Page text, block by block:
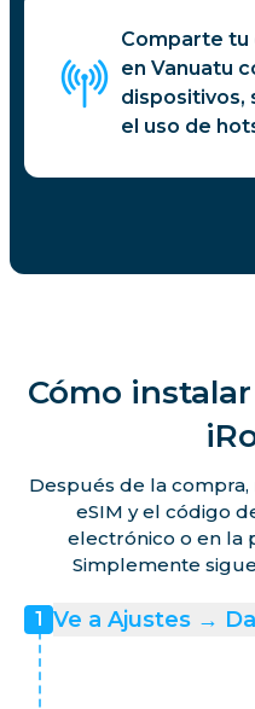
Comparte tu
en Vanuatu
dispositivos,
el uso de
Cómo
Después de la
eSIM y el código
electrónico o en la
Simplemente
1 Ve a Ajustes →